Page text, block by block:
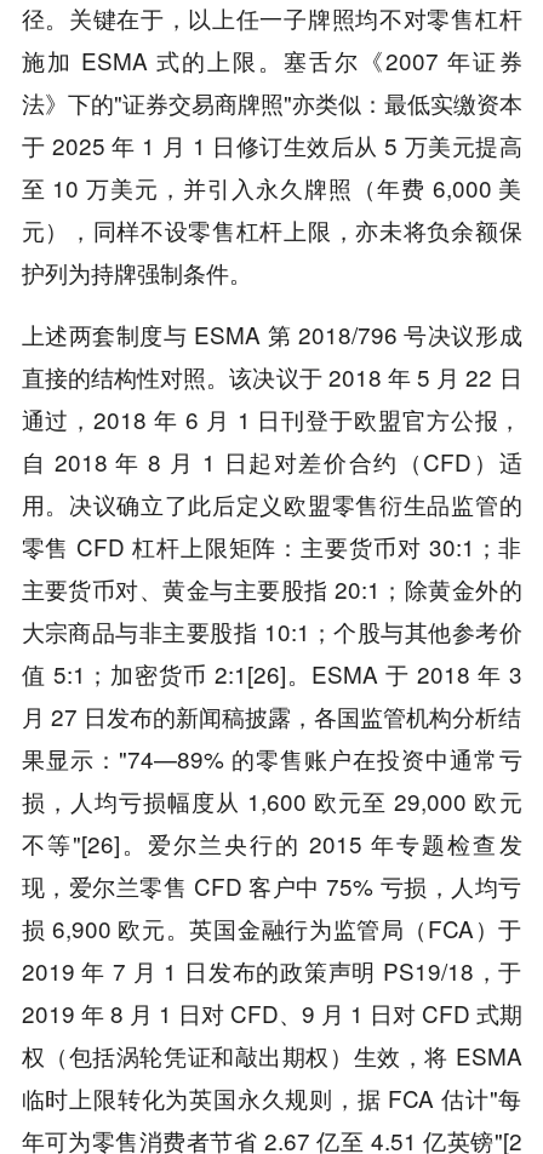
径。关键在于，以上任一子牌照均不对零售杠杆
施加 ESMA 式的上限。塞舌尔《2007 年证券
法》下的"证券交易商牌照"亦类似：最低实缴资本
于 2025 年 1 月 1 日修订生效后从 5 万美元提高
至 10 万美元，并引入永久牌照（年费 6,000 美
元），同样不设零售杠杆上限，亦未将负余额保
护列为持牌强制条件。
上述两套制度与 ESMA 第 2018/796 号决议形成
直接的结构性对照。该决议于 2018 年 5 月 22 日
通过，2018 年 6 月 1 日刊登于欧盟官方公报，
自 2018 年 8 月 1 日起对差价合约（CFD）适
用。决议确立了此后定义欧盟零售衍生品监管的
零售 CFD 杠杆上限矩阵：主要货币对 30:1；非
主要货币对、黄金与主要股指 20:1；除黄金外的
大宗商品与非主要股指 10:1；个股与其他参考价
值 5:1；加密货币 2:1[26]。ESMA 于 2018 年 3
月 27 日发布的新闻稿披露，各国监管机构分析结
果显示："74—89% 的零售账户在投资中通常亏
损，人均亏损幅度从 1,600 欧元至 29,000 欧元
不等"[26]。爱尔兰央行的 2015 年专题检查发
现，爱尔兰零售 CFD 客户中 75% 亏损，人均亏
损 6,900 欧元。英国金融行为监管局（FCA）于
2019 年 7 月 1 日发布的政策声明 PS19/18，于
2019 年 8 月 1 日对 CFD、9 月 1 日对 CFD 式期
权（包括涡轮凭证和敲出期权）生效，将 ESMA
临时上限转化为英国永久规则，据 FCA 估计"每
年可为零售消费者节省 2.67 亿至 4.51 亿英镑"[2